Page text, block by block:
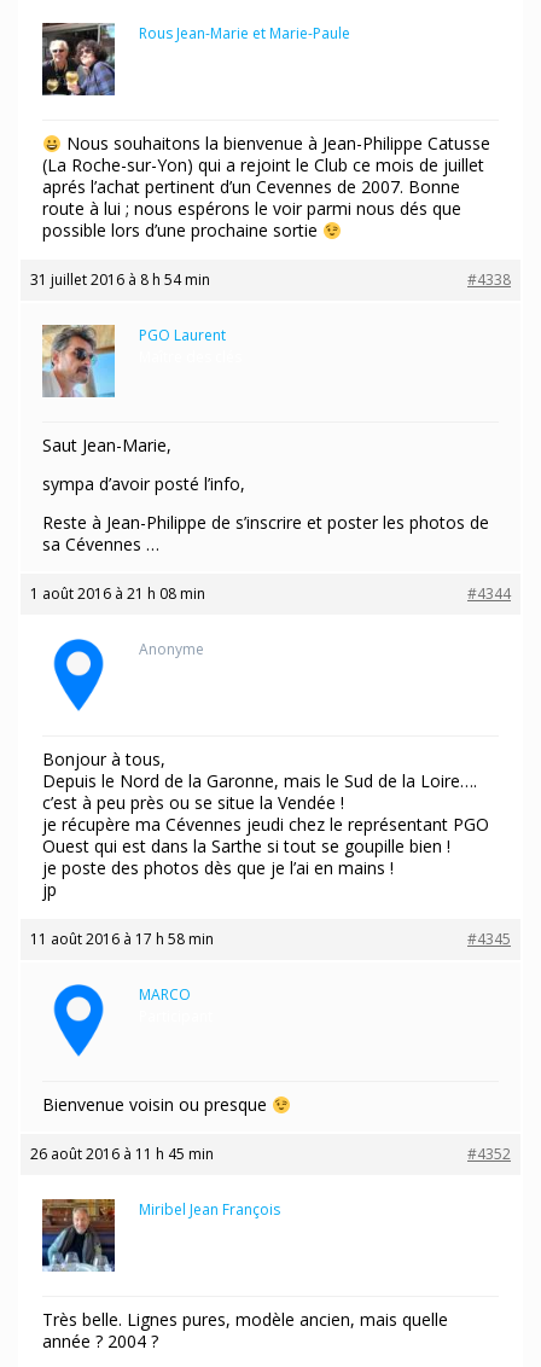
Rous Jean-Marie et Marie-Paule
Nous souhaitons la bienvenue à Jean-Philippe Catusse
(La Roche-sur-Yon) qui a rejoint le Club ce mois de juillet
aprés l’achat pertinent d’un Cevennes de 2007. Bonne
route à lui ; nous espérons le voir parmi nous dés que
possible lors d’une prochaine sortie
31 juillet 2016 à 8 h 54 min #4338
PGO Laurent
Saut Jean-Marie,
sympa d’avoir posté l’info,
Reste à Jean-Philippe de s’inscrire et poster les photos de
sa Cévennes …
1 août 2016 à 21 h 08 min #4344
Anonyme
Bonjour à tous,
Depuis le Nord de la Garonne, mais le Sud de la Loire….
c’est à peu près ou se situe la Vendée !
je récupère ma Cévennes jeudi chez le représentant PGO
Ouest qui est dans la Sarthe si tout se goupille bien !
je poste des photos dès que je l’ai en mains !
jp
11 août 2016 à 17 h 58 min #4345
MARCO
Bienvenue voisin ou presque
26 août 2016 à 11 h 45 min #4352
Miribel Jean François
Très belle. Lignes pures, modèle ancien, mais quelle
année ? 2004 ?